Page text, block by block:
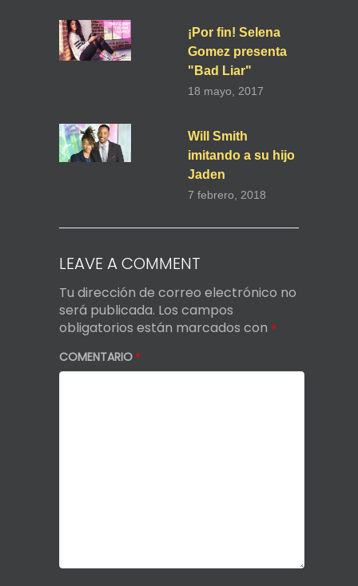
¡Por fin! Selena
Gomez presenta
"Bad Liar"
18 mayo, 2017
Will Smith
imitando a su hijo
Jaden
7 febrero, 2018
LEAVE A COMMENT
Tu dirección de correo electrónico no
será publicada. Los campos
obligatorios están marcados con *
COMENTARIO*